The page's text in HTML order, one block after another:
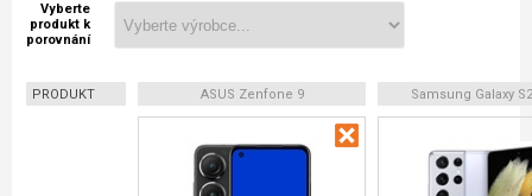
Vyberte
produkt k
porovnání
PRODUKT ASUS Zenfone 9 Samsung Galaxy